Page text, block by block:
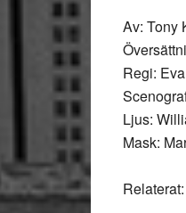
Av: Tony
Regi:
Ljus:
Mask: